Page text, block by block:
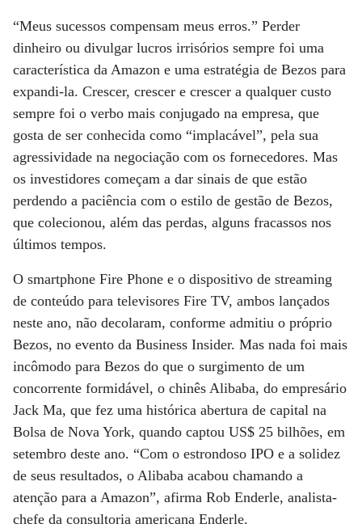
“Meus sucessos compensam meus erros.” Perder
dinheiro ou divulgar lucros irrisórios sempre foi uma
característica da Amazon e uma estratégia de Bezos para
expandi-la. Crescer, crescer e crescer a qualquer custo
sempre foi o verbo mais conjugado na empresa, que
gosta de ser conhecida como “implacável”, pela sua
agressividade na negociação com os fornecedores. Mas
os investidores começam a dar sinais de que estão
perdendo a paciência com o estilo de gestão de Bezos,
que colecionou, além das perdas, alguns fracassos nos
últimos tempos.
O smartphone Fire Phone e o dispositivo de streaming
de conteúdo para televisores Fire TV, ambos lançados
neste ano, não decolaram, conforme admitiu o próprio
Bezos, no evento da Business Insider. Mas nada foi mais
incômodo para Bezos do que o surgimento de um
concorrente formidável, o chinês Alibaba, do empresário
Jack Ma, que fez uma histórica abertura de capital na
Bolsa de Nova York, quando captou US$ 25 bilhões, em
setembro deste ano. “Com o estrondoso IPO e a solidez
de seus resultados, o Alibaba acabou chamando a
atenção para a Amazon”, afirma Rob Enderle, analista-
chefe da consultoria americana Enderle.